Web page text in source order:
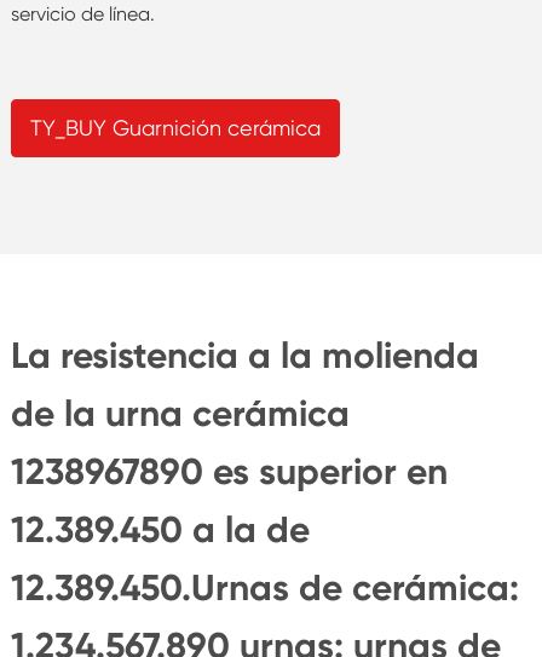
servicio de línea.
TY_BUY Guarnición cerámica
La resistencia a la molienda
de la urna cerámica
1238967890 es superior en
12.389.450 a la de
12.389.450.Urnas de cerámica:
1.234.567.890 urnas: urnas de